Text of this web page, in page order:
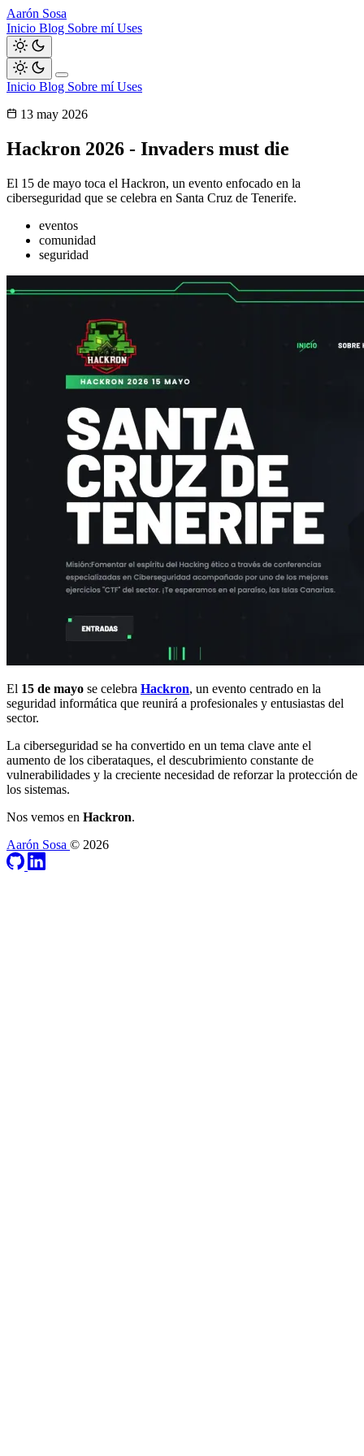
Aarón Sosa
Inicio Blog Sobre míUses
Inicio Blog Sobre míUses
13 may 2026
Hackron 2026 - Invaders must die
El 15 de mayo toca el Hackron, un evento enfocado en la
ciberseguridad que se celebra en Santa Cruz de Tenerife.
eventos
comunidad
seguridad
El 15 de mayo se celebra Hackron, un evento centrado en la
seguridad informática que reunirá a profesionales y entusiastas del
sector.
La ciberseguridad se ha convertido en un tema clave ante el
aumento de los ciberataques, el descubrimiento constante de
vulnerabilidades y la creciente necesidad de reforzar la protección de
los sistemas.
Nos vemos en Hackron.
Aarón Sosa © 2026